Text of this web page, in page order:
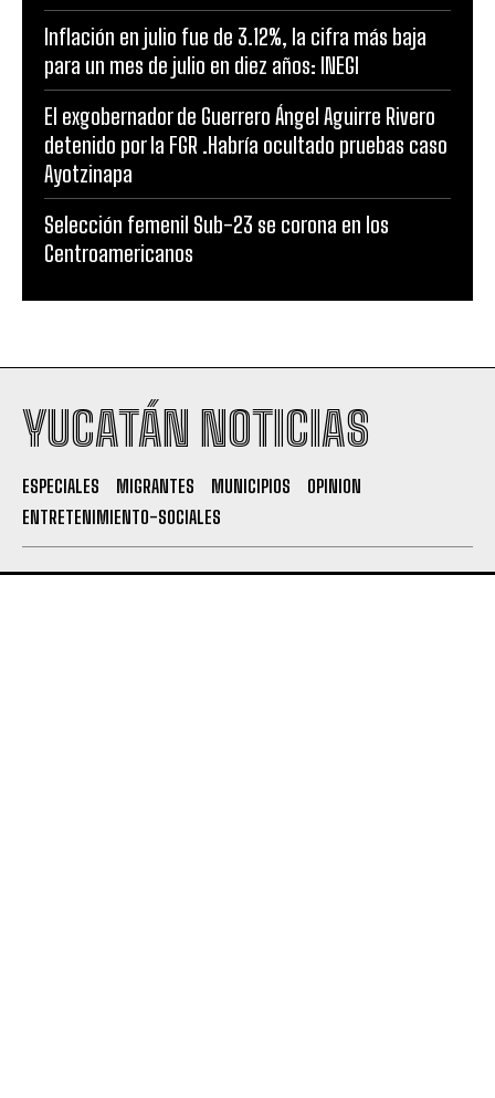
Inflación en julio fue de 3.12%, la cifra más baja
para un mes de julio en diez años: INEGI
El exgobernador de Guerrero Ángel Aguirre Rivero
detenido por la FGR .Habría ocultado pruebas caso
Ayotzinapa
Selección femenil Sub-23 se corona en los
Centroamericanos
YUCATÁN NOTICIAS
ESPECIALES MIGRANTES MUNICIPIOS
OPINION
ENTRETENIMIENTO-SOCIALES